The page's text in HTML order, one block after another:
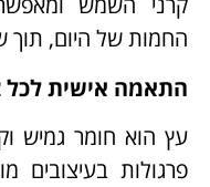
החמות של היום, תוך
התאמה אישית לכל
עץ הוא חומר גמיש
פרגולות בעיצובים